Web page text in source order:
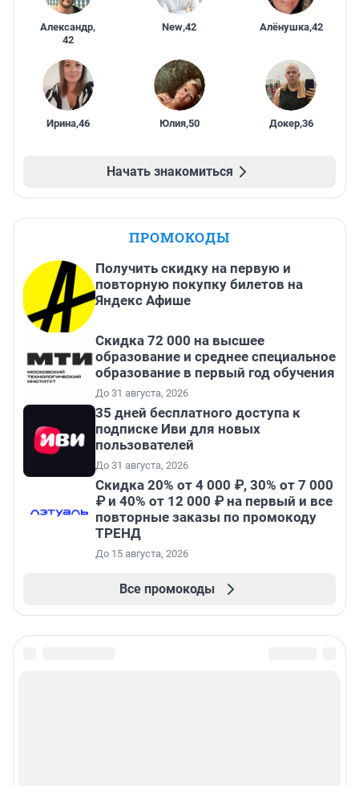
Александр,
42
New,42 Алёнушка,42
Ирина,46 Юлия,50 Докер,36
Начать знакомиться
ПРОМОКОДЫ
Получить скидку на первую и
повторную покупку билетов на
Яндекс Афише
Скидка 72 000 на высшее
образование и среднее специальное
образование в первый год обучения
До 31 августа, 2026
35 дней бесплатного доступа к
подписке Иви для новых
пользователей
До 31 августа, 2026
Скидка 20% от 4 000 ₽, 30% от 7 000
₽ и 40% от 12 000 ₽ на первый и все
повторные заказы по промокоду
ТРЕНД
До 15 августа, 2026
Все промокоды